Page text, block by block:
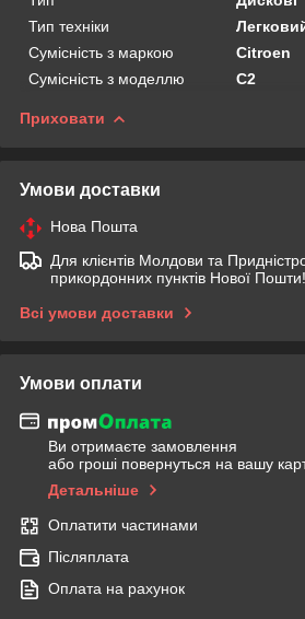
Тип техніки
Сумісність з маркою
Citroen
Сумісність з моделлю
C2
Приховати
Умови доставки
Нова Пошта
Для клієнтів Молдови та
прикордонних пунктів Нової Пошти!
Всі умови доставки
Умови оплати
Ви отримаєте замовлення
або гроші повернуться на вашу
Детальніше
Оплатити частинами
Післяплата
Оплата на рахунок